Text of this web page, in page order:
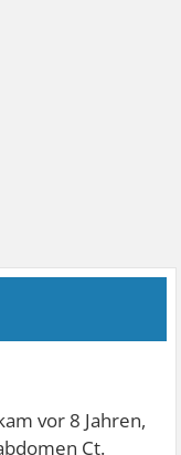
vor 8 Jahren,
Ct.